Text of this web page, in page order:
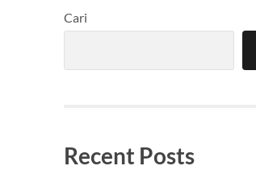
Cari
Recent Posts